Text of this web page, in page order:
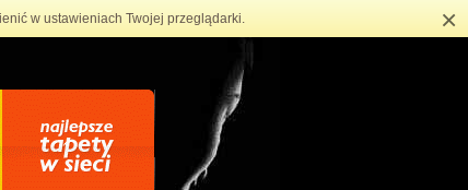
w ustawieniach Twojej przeglądarki. ×